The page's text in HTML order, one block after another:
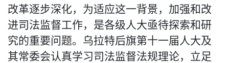
改革逐步深化，为适应这一背景，加强和改
进司法监督工作，是各级人大亟待探索和研
究的重要问题。乌拉特后旗第十一届人大及
其常委会认真学习司法监督法规理论，立足